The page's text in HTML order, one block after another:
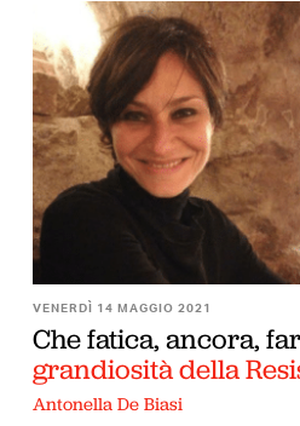
VENERDÌ 14 MAGGIO 2021
Che fatica, ancora,
grandiosità della
Antonella De Biasi